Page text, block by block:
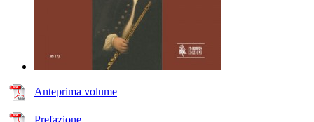
Anteprima volume
Prefazione